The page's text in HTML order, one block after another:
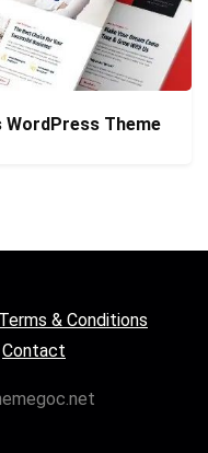
WordPress Theme
Terms & Conditions
Contact